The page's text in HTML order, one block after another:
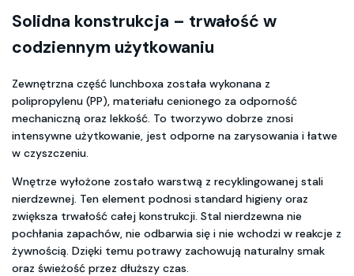
Solidna konstrukcja – trwałość w
codziennym użytkowaniu
Zewnętrzna część lunchboxa została wykonana z
polipropylenu (PP), materiału cenionego za odporność
mechaniczną oraz lekkość. To tworzywo dobrze znosi
intensywne użytkowanie, jest odporne na zarysowania i łatwe
w czyszczeniu.
Wnętrze wyłożone zostało warstwą z recyklingowanej stali
nierdzewnej. Ten element podnosi standard higieny oraz
zwiększa trwałość całej konstrukcji. Stal nierdzewna nie
pochłania zapachów, nie odbarwia się i nie wchodzi w reakcje z
żywnością. Dzięki temu potrawy zachowują naturalny smak
oraz świeżość przez dłuższy czas.